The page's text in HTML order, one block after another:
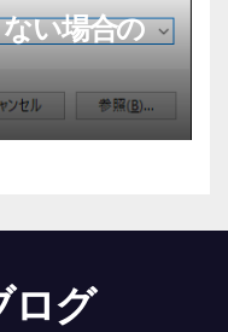
い場合の
ログ